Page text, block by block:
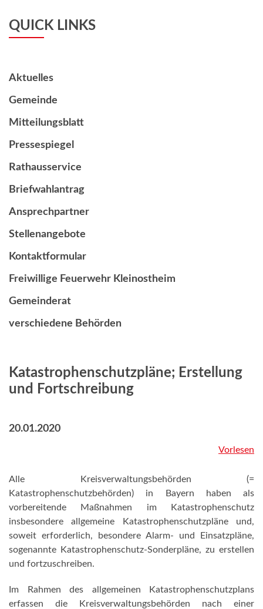
QUICK LINKS
Aktuelles
Gemeinde
Mitteilungsblatt
Pressespiegel
Rathausservice
Briefwahlantrag
Ansprechpartner
Stellenangebote
Kontaktformular
Freiwillige Feuerwehr Kleinostheim
Gemeinderat
verschiedene Behörden
Katastrophenschutzpläne; Erstellung
und Fortschreibung
20.01.2020
Vorlesen
Alle Kreisverwaltungsbehörden (=
Katastrophenschutzbehörden) in Bayern haben als
vorbereitende Maßnahmen im Katastrophenschutz
insbesondere allgemeine Katastrophenschutzpläne und,
soweit erforderlich, besondere Alarm- und Einsatzpläne,
sogenannte Katastrophenschutz-Sonderpläne, zu erstellen
und fortzuschreiben.
Im Rahmen des allgemeinen Katastrophenschutzplans
erfassen die Kreisverwaltungsbehörden nach einer